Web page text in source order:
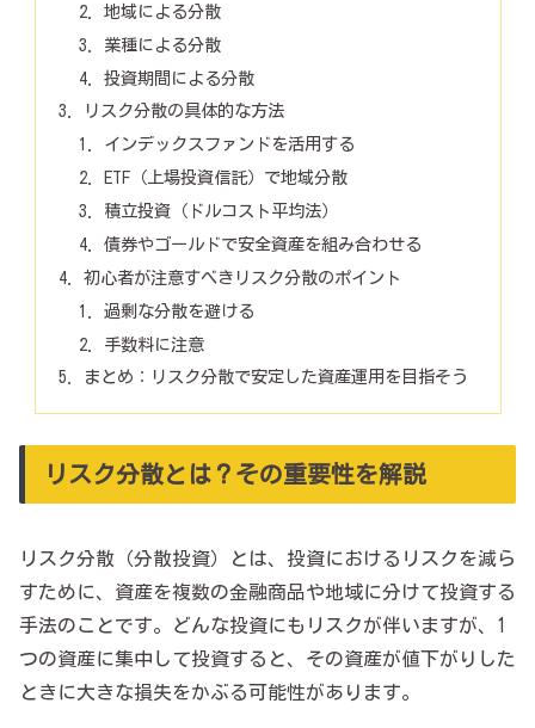
地域による分散
業種による分散
投資期間による分散
リスク分散の具体的な方法
インデックスファンドを活用する
ETF（上場投資信託）で地域分散
積立投資（ドルコスト平均法）
債券やゴールドで安全資産を組み合わせる
初心者が注意すべきリスク分散のポイント
過剰な分散を避ける
手数料に注意
まとめ：リスク分散で安定した資産運用を目指そう
リスク分散とは？その重要性を解説
リスク分散（分散投資）とは、投資におけるリスクを減ら
すために、資産を複数の金融商品や地域に分けて投資する
手法のことです。どんな投資にもリスクが伴いますが、1
つの資産に集中して投資すると、その資産が値下がりした
ときに大きな損失をかぶる可能性があります。